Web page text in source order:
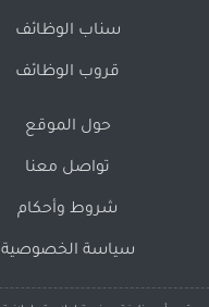
سناب الوظائف
قروب الوظائف
حول الموقع
تواصل معنا
شروط وأحكام
سياسة الخصوصية